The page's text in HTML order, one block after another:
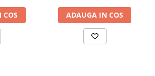
ADAUGA IN COS